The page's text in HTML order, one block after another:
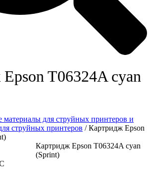
T06324A cyan
материалы для струйных принтеров и
струйных принтеров / Картридж Epson
Картридж Epson T06324A cyan
(Sprint)